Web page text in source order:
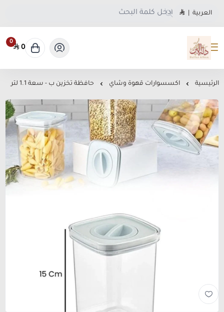
العربية
متجر دلة البن
0
0
الرئيسية اكسسوارات قهوة وشاي حافظة تخزين ب - سعة 1.1 لتر